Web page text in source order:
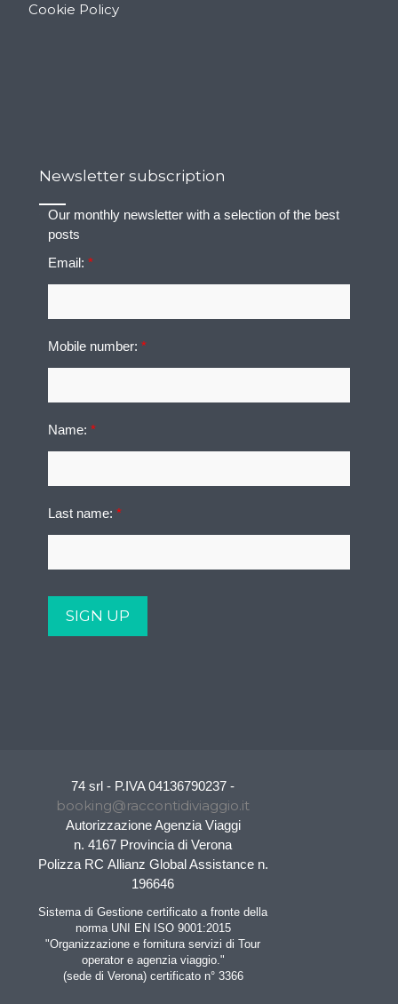
Cookie Policy
Newsletter subscription
Our monthly newsletter with a selection of the best
posts
Email:*
Mobile number:*
Name:*
Last name:*
74 srl - P.IVA 04136790237 -
booking@raccontidiviaggio.it
Autorizzazione Agenzia Viaggi
n. 4167 Provincia di Verona
Polizza RC Allianz Global Assistance n.
196646
Sistema di Gestione certificato a fronte della
norma UNI EN ISO 9001:2015
"Organizzazione e fornitura servizi di Tour
operator e agenzia viaggio."
(sede di Verona) certificato n° 3366